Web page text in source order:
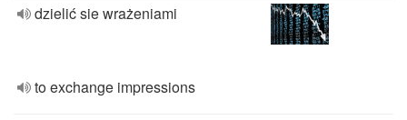
dzielić sie wrażeniami
to exchange impressions